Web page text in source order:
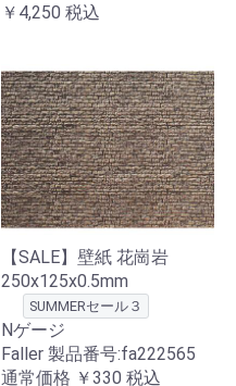
￥4,250 税込
【SALE】壁紙 花崗岩
250x125x0.5mm
SUMMERセール３
Nゲージ
Faller 製品番号:fa222565
通常価格 ￥330 税込